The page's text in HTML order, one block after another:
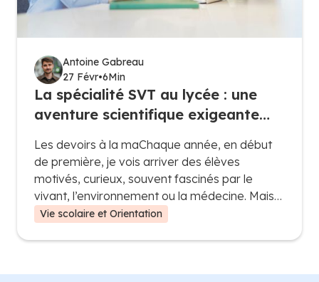
Antoine Gabreau
27 Févr•6Min
La spécialité SVT au lycée : une
aventure scientifique exigeante
Les devoirs à la maChaque année, en début
de première, je vois arriver des élèves
motivés, curieux, souvent fascinés par le
vivant, l’environnement ou la médecine. Mais
très vite, certains réalisent que la spécialité
Vie scolaire et Orientation